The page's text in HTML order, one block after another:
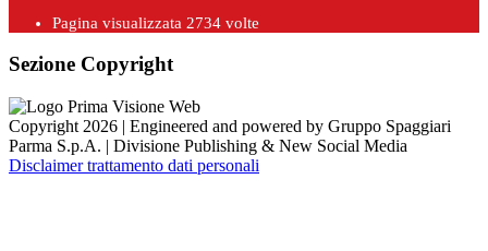
Pagina visualizzata 2734 volte
Sezione Copyright
Copyright 2026 | Engineered and powered by Gruppo Spaggiari
Parma S.p.A. | Divisione Publishing & New Social Media
Disclaimer trattamento dati personali